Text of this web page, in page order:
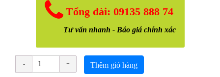
Tổng đài: 09135 888 74
Tư vấn nhanh - Báo giá chính xác
Thêm giỏ hàng